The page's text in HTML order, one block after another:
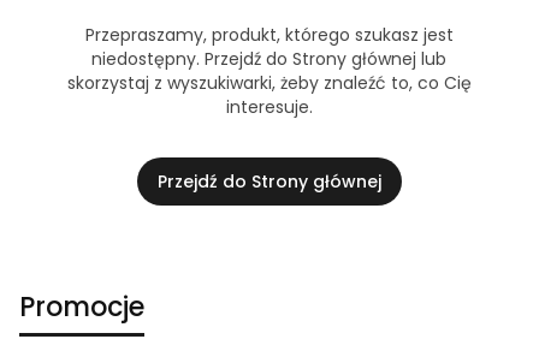
Przepraszamy, produkt, którego szukasz jest
niedostępny. Przejdź do Strony głównej lub
skorzystaj z wyszukiwarki, żeby znaleźć to, co Cię
interesuje.
Przejdź do Strony głównej
Promocje